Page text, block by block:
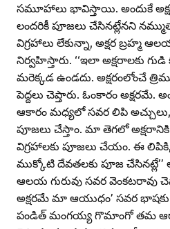
సమూహాలు భావిస్తాయి. అందుకే
లందరికీ పూజలు చేసినట్లేనని
విగ్రహాలు లేకున్నా, అక్షర బ్రహ్మ
నిర్వహిస్తారు. ‘‘ఇలా అక్షరాలకు
మరెక్కడ ఉండదు. అక్షరంలోంచే
పెద్దలు చెప్తారు. ఓంకారం అక్షరమే.
ఆకారం మధ్యలో సవర లిపి
పూజలు చేస్తాం. మా తెగలో
విగ్రహాలకు పూజలు చేయం. ఈ లిపికి,
ముక్కోటి దేవతలకు పూజ చేసినట్లే’’
ఆలయ గురువు సవర వెంకటరావు
అక్షరమే మా ఆయుధం’ సవర
పండిత్‌ మంగయ్య గొమాంగో తమ